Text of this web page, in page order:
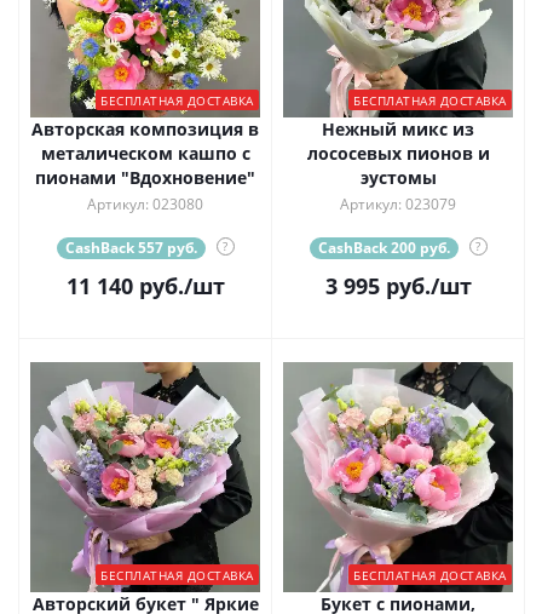
БЕСПЛАТНАЯ ДОСТАВКА
Авторская композиция в
металическом кашпо с
пионами "Вдохновение"
Артикул: 023080
CashBack 557 руб. ?
11 140руб./шт
БЕСПЛАТНАЯ ДОСТАВКА
Нежный микс из
лососевых пионов и
эустомы
Артикул: 023079
CashBack 200 руб. ?
3 995руб./шт
БЕСПЛАТНАЯ ДОСТАВКА
Авторский букет " Яркие
БЕСПЛАТНАЯ ДОСТАВКА
Букет с пионами,